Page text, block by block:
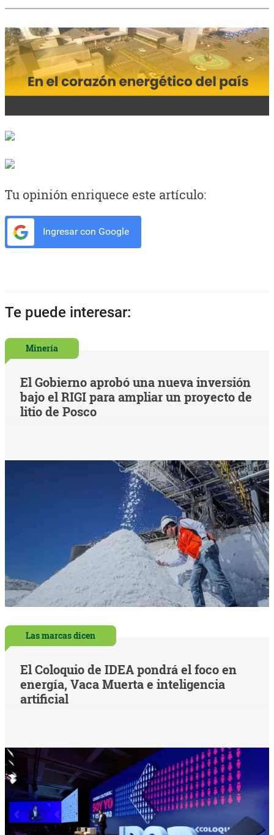
Tu opinión enriquece este artículo:
Ingresar con Google
Te puede interesar:
Minería
El Gobierno aprobó una nueva inversión
bajo el RIGI para ampliar un proyecto de
litio de Posco
Las marcas dicen
El Coloquio de IDEA pondrá el foco en
energía, Vaca Muerta e inteligencia
artificial